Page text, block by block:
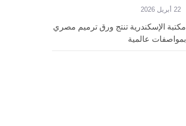
22 أبريل 2026
مكتبة الإسكندرية تنتج ورق ترميم مصري
بمواصفات عالمية